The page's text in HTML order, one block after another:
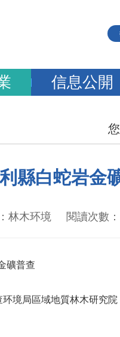
信息公開
縣白蛇岩金
林木环境 閱讀次數
礦普查
境局區域地質林木研究院